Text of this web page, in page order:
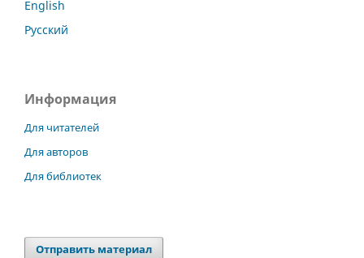
English
Русский
Информация
Для читателей
Для авторов
Для библиотек
Отправить материал